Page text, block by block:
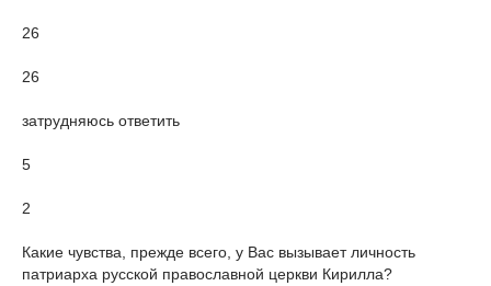
26
26
затрудняюсь ответить
5
2
Какие чувства, прежде всего, у Вас вызывает личность
патриарха русской православной церкви Кирилла?